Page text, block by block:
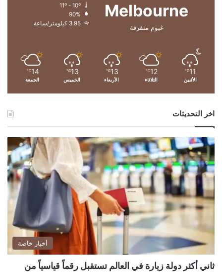
شارك هذا الموضوع:
X
معجب بهذه:
ا
ا
ل
ت
ح
م
ي
ل
…
الحريري زعيم سعد قلوب يعود
Melbourne
غيوم متفرقة
90%
3.95 كيلومتر/ساعة
11
℃
الأثنين
12
℃
الثلاثاء
13
℃
الأربعاء
13
℃
الخميس
14
℃
الجمعة
اخر التحديثات
أخبار خاصة
ثاني أكثر دولة زيارة في العالم تستقبل رقماً قياسياً من